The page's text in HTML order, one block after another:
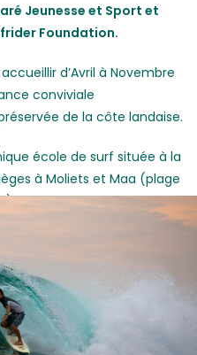
Jeunesse et Sport et
Foundation.
d’Avril à Novembre
conviviale
de la côte landaise.
école de surf située à la
à Moliets et Maa (plage